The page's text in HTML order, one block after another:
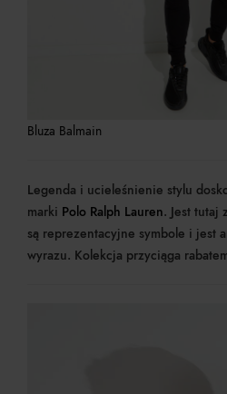
Bluza Balmain
Legenda i ucieleśnienie stylu
marki Polo Ralph Lauren. Jest tutaj
są reprezentacyjne symbole i jest
wyrazu. Kolekcja przyciąga